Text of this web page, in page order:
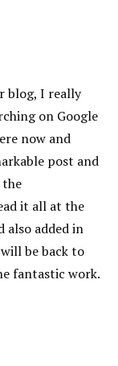
blog, I really
on Google
now and
post and
the
it all at the
also added in
be back to
fantastic work.